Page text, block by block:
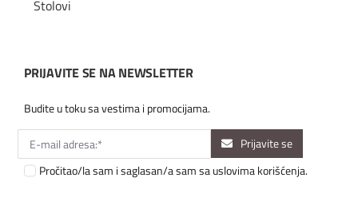
Stolovi
PRIJAVITE SE NA NEWSLETTER
Budite u toku sa vestima i promocijama.
Prijavite se
Pročitao/la sam i saglasan/a sam sa uslovima korišćenja.